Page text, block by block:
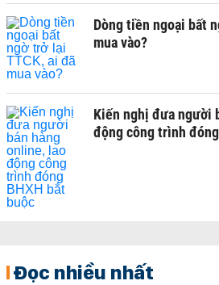
Dòng tiền ngoại bất
mua vào?
Kiến nghị đưa người
động công trình
Đọc nhiều nhất